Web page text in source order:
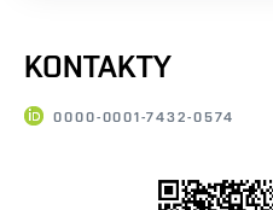
KONTAKTY
0000-0001-7432-0574